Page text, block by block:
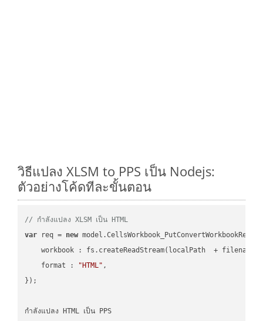
วิธีแปลง XLSM to PPS เป็น Nodejs:
ตัวอย่างโค้ดทีละขั้นตอน
// กำลังแปลง XLSM เป็น HTML
var req = new
workbook : fs.createReadStream(localPath  + filename
format : "HTML" ,
});